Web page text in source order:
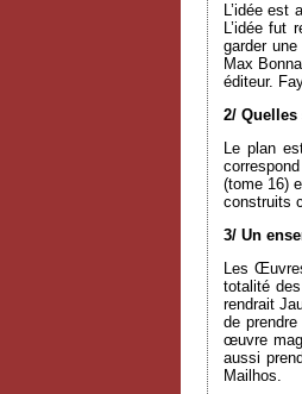
L’idée est
L’idée fut
garder
Max
éditeur.
2/
Le plan
(tome 16)
construits
3/ Un
Les
totalité
rendrait
de
œuvre
aussi
Mailhos.